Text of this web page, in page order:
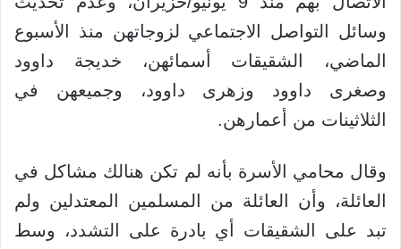
وسائل التواصل الاجتماعي لزوجاتهن منذ الأسبوع
الماضي، الشقيقات أسمائهن، خديجة داوود
وصغرى داوود وزهرى داوود، وجميعهن في
الثلاثينات من أعمارهن.
وقال محامي الأسرة بأنه لم تكن هنالك مشاكل في
العائلة، وأن العائلة من المسلمين المعتدلين ولم
تبد على الشقيقات أي بادرة على التشدد، وسط